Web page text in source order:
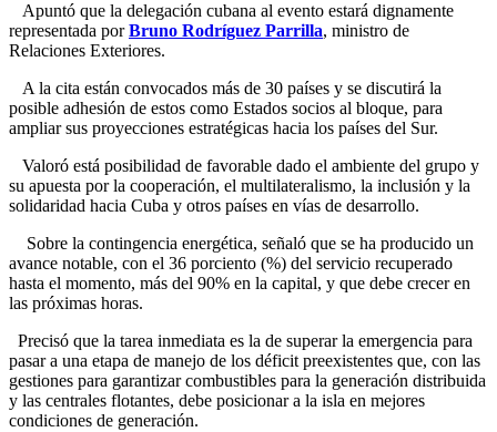
Apuntó que la delegación cubana al evento estará dignamente
representada porBruno Rodríguez Parrilla, ministro de
Relaciones Exteriores.
A la cita están convocados más de 30 países y se discutirá la
posible adhesión de estos como Estados socios al bloque, para
ampliar sus proyecciones estratégicas hacia los países del Sur.
Valoró está posibilidad de favorable dado el ambiente del grupo y
su apuesta por la cooperación, el multilateralismo, la inclusión y la
solidaridad hacia Cuba y otros países en vías de desarrollo.
Sobre la contingencia energética, señaló que se ha producido un
avance notable, con el 36 porciento (%) del servicio recuperado
hasta el momento, más del 90% en la capital, y que debe crecer en
las próximas horas.
Precisó que la tarea inmediata es la de superar la emergencia para
pasar a una etapa de manejo de los déficit preexistentes que, con las
gestiones para garantizar combustibles para la generación distribuida
y las centrales flotantes, debe posicionar a la isla en mejores
condiciones de generación.